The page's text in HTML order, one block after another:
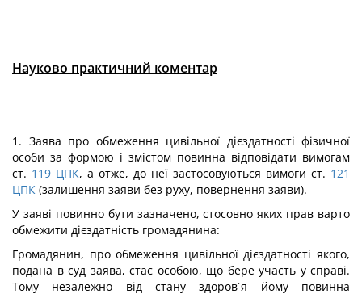
Науково практичний коментар
1. Заява про обмеження цивільної дієздатності фізичної
особи за формою і змістом повинна відповідати вимогам
ст. 119 ЦПК, а отже, до неї застосовуються вимоги ст. 121
ЦПК (залишення заяви без руху, повернення заяви).
У заяві повинно бути зазначено, стосовно яких прав варто
обмежити дієздатність громадянина:
Громадянин, про обмеження цивільної дієздатності якого,
подана в суд заява, стає особою, що бере участь у справі.
Тому незалежно від стану здоров´я йому повинна